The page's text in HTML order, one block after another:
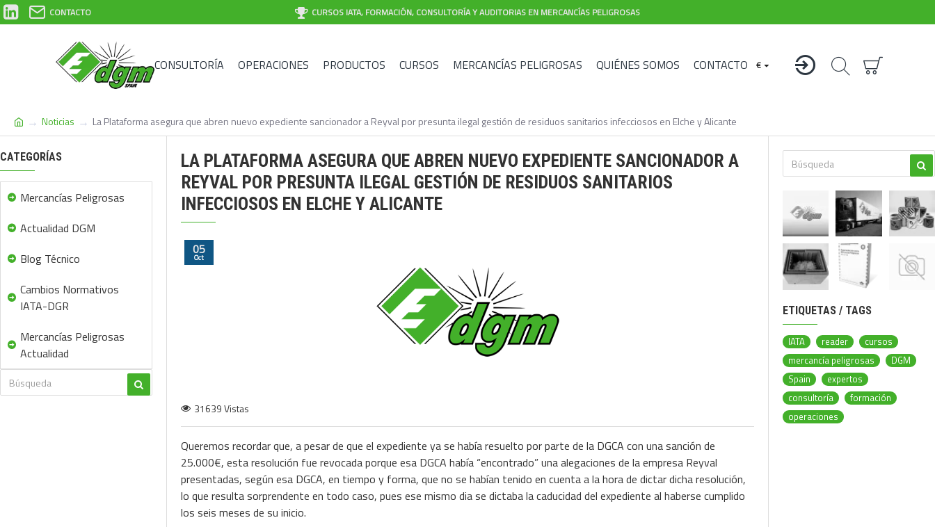
CONTACTO CURSOS IATA, FORMACIÓN, CONSULTORÍA Y AUDITORIAS EN MERCANCÍAS PELIGROSAS
CONSULTORÍA OPERACIONES PRODUCTOS CURSOS MERCANCÍAS PELIGROSAS QUIÉNES SOMOS CONTACTO €
Noticias La Plataforma asegura que abren nuevo expediente sancionador a Reyval por presunta ilegal gestión de residuos sanitarios infecciosos en Elche y Alicante
CATEGORÍAS
Mercancías Peligrosas
Actualidad DGM
Blog Técnico
Cambios Normativos
IATA-DGR
Mercancías Peligrosas
Actualidad
LA PLATAFORMA ASEGURA QUE ABREN NUEVO EXPEDIENTE SANCIONADOR A
REYVAL POR PRESUNTA ILEGAL GESTIÓN DE RESIDUOS SANITARIOS
INFECCIOSOS EN ELCHE Y ALICANTE
05
Oct
31639 Vistas
Queremos recordar que, a pesar de que el expediente ya se había resuelto por parte de la DGCA con una sanción de
25.000€, esta resolución fue revocada porque esa DGCA había “encontrado” una alegaciones de la empresa Reyval
presentadas, según esa DGCA, en tiempo y forma, que no se habían tenido en cuenta a la hora de dictar dicha resolución,
lo que resulta sorprendente en todo caso, pues ese mismo dia se dictaba la caducidad del expediente al haberse cumplido
los seis meses de su inicio.
ETIQUETAS / TAGS
IATA reader
cursos
mercancía peligrosas
DGM
Spain
expertos
consultoría
formación
operaciones